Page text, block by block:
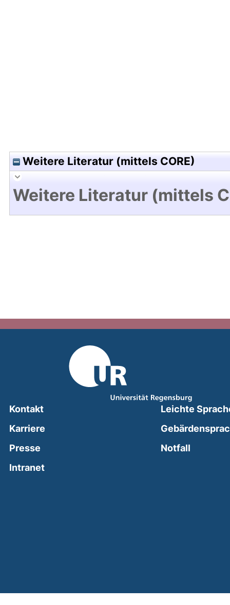
Weitere Literatur (mittels CORE)
Weitere Literatur (mittels
Kontakt
Karriere
Presse
Intranet(external link, opens in a new window)
Leichte
Notfall